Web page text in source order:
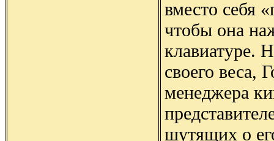
вместо себя
чтобы она
клавиатуре.
своего веса,
менеджера
шутящих о